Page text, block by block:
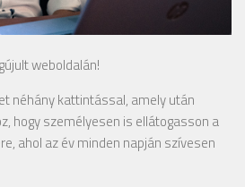
weboldalán!
néhány kattintással, amely után
hogy személyesen is ellátogasson a
ahol az év minden napján szívesen